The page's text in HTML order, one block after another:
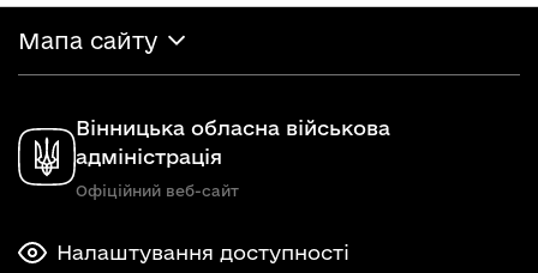
Мапа сайту
Вінницька обласна військова
адміністрація
Офіційний веб-сайт
Налаштування доступності